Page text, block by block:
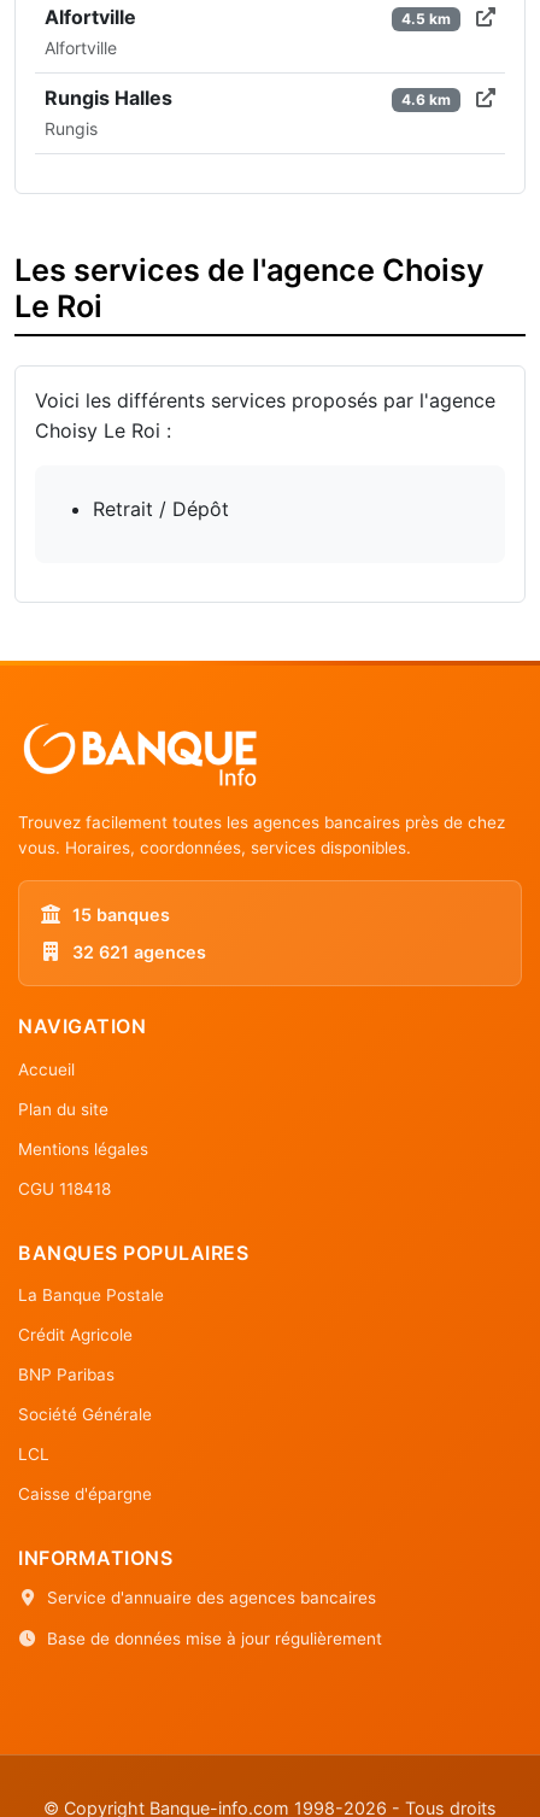
Alfortville
Alfortville
4.5 km
Rungis Halles
Rungis
4.6 km
Les services de l'agence Choisy
Le Roi
Voici les différents services proposés par l'agence
Choisy Le Roi :
Retrait / Dépôt
Trouvez facilement toutes les agences bancaires près de chez
vous. Horaires, coordonnées, services disponibles.
15 banques
32 621 agences
NAVIGATION
Accueil
Plan du site
Mentions légales
CGU 118418
BANQUES POPULAIRES
La Banque Postale
Crédit Agricole
BNP Paribas
Société Générale
LCL
Caisse d'épargne
INFORMATIONS
Service d'annuaire des agences bancaires
Base de données mise à jour régulièrement
© Copyright Banque-info.com 1998-2026 - Tous droits